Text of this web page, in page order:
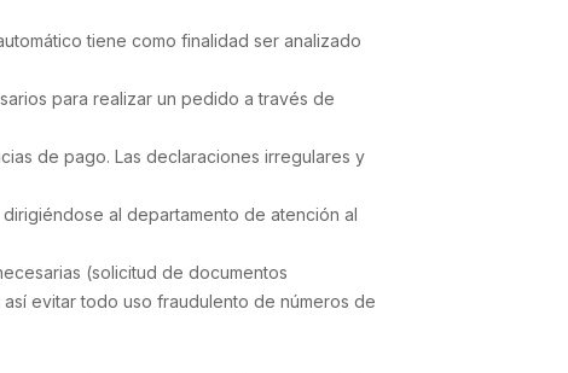
tiene como finalidad ser analizado
para realizar un pedido a través de
de pago. Las declaraciones irregulares y
al departamento de atención al
(solicitud de documentos
evitar todo uso fraudulento de números de